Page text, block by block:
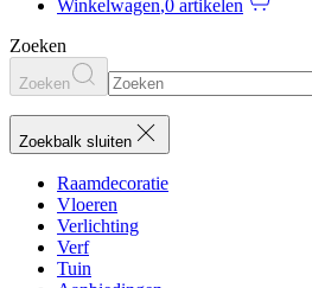
Winkelwagen,0 artikelen
Zoeken
Zoeken
Zoekbalk sluiten
Raamdecoratie
Vloeren
Verlichting
Verf
Tuin